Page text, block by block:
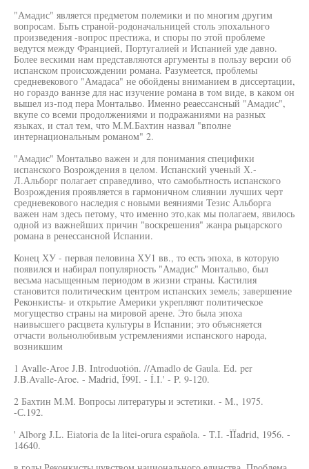
"Амадис" является предметом полемики и по многим другим
вопросам. Быть страной-родоначальницей столь эпохального
произведения -вопрос престижа, и споры по этой проблеме
ведутся между Францией, Португалией и Испанией уде давно.
Более вескими нам представляются аргументы в пользу версии об
испанском происхождении романа. Разумеется, проблемы
средневекового "Амадаса" не обойдены вниманием в диссертации,
но гораздо ваннзе для нас изучение романа в том виде, в каком он
вышел из-под пера Монтальво. Именно реаессансный "Амадис",
вкупе со всеми продолжениями и подражаниями на разных
языках, и стал тем, что М.М.Бахтин назвал "вполне
интернациональным романом" 2.
"Амадис" Монтальво важен и для понимания специфики
испанского Возрождения в целом. Испанский ученый Х.-
Л.Альборг полагает справедливо, что самобытность испанского
Возрождения проявляется в гармоничном слиянии лучших черт
средневекового наследия с новыми веяниями Тезис Альборга
важен нам здесь петому, что именно это,как мы полагаем, явилось
одной из важнейших причин "воскрешения" жанра рыцарского
романа в ренессансной Испании.
Конец ХУ - первая пеловина ХУ1 вв., то есть эпоха, в которую
появился и набирал популярность "Амадис" Монтальво, был
весьма насыщенным периодом в жизни страны. Кастилия
становится политическим центром испанских земель; завершение
Реконкисты- и открытие Америки укрепляют политическое
могущество страны на мировой арене. Это была эпоха
наивысшего расцвета культуры в Испании; это объясняется
отчасти вольнолюбивым устремлениями испанского народа,
возникшим
1 Avalle-Aroe J.B. Introduotión. //Amadlo de Gaula. Ed. per
J.B.Avalle-Aroe. - Madrid, Ï99I. - Í.I.' - P. 9-120.
2 Бахтин M.M. Вопросы литературы и эстетики. - M., 1975.
-С.192.
' Alborg J.L. Eiatoria de la litei-orura española. - T.I. -ÏÏadrid, 1956. -
14640.